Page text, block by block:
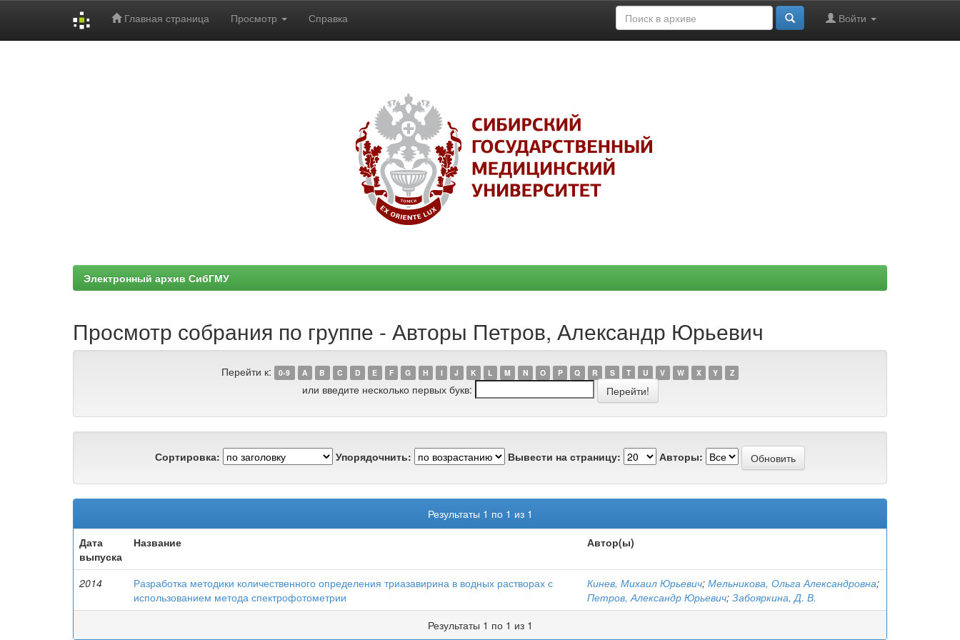
Главная страница Просмотр Справка Войти
Электронный архив СибГМУ
Просмотр собрания по группе - Авторы Петров, Александр Юрьевич
Перейти к: 0-9 A B C D E F G H I J K L M N O P Q R S T U V W X Y Z
или введите несколько первых букв:
Сортировка: Упорядочнить: Вывести на страницу: Авторы:
Результаты 1 по 1 из 1
Дата
выпуска
Название Автор(ы)
2014
Разработка методики количественного определения триазавирина в водных растворах с
использованием метода спектрофотометрии
Кинев, Михаил Юрьевич; Мельникова, Ольга Александровна;
Петров, Александр Юрьевич; Забояркина, Д. В.
Результаты 1 по 1 из 1